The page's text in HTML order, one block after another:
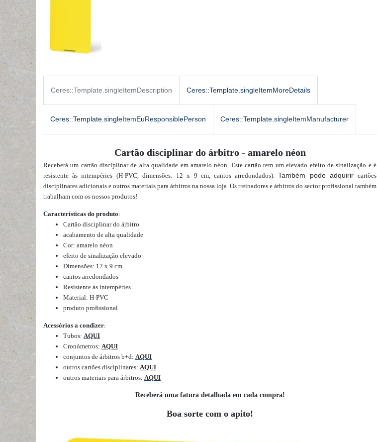
Ceres::Template.singleItemDescription Ceres::Template.singleItemMoreDetails
Ceres::Template.singleItemEuResponsiblePerson Ceres::Template.singleItemManufacturer
Cartão disciplinar do árbitro - amarelo néon
Receberá um cartão disciplinar de alta qualidade em amarelo néon. Este cartão tem um elevado efeito de sinalização e é
resistente às intempéries (H-PVC, dimensões: 12 x 9 cm, cantos arredondados).Também pode adquirircartões
disciplinares adicionais e outros materiais para árbitros na nossa loja Os treinadores e árbitros do sector profissional também
trabalham com os nossos produtos!
Características do produto:
Cartão disciplinar do árbitro
acabamento de alta qualidade
Cor: amarelo néon
efeito de sinalização elevado
Dimensões: 12 x 9 cm
cantos arredondados
Resistente às intempéries
Material: H-PVC
produto profissional
Acessórios a condizer:
Tubos: AQUI
Cronómetros: AQUI
conjuntos de árbitros b+d: AQUI
outros cartões disciplinares: AQUI
outros materiais para árbitros: AQUI
Receberá uma fatura detalhada em cada compra!
Boa sorte com o apito!